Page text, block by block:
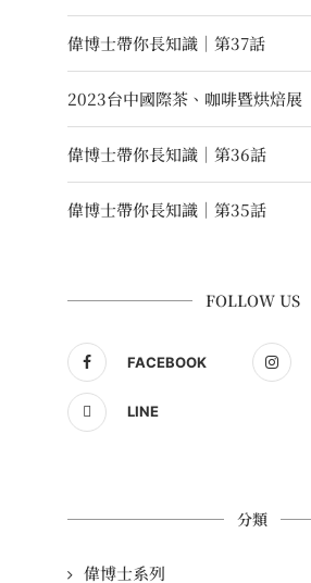
偉博士帶你長知識｜第37話
2023台中國際茶、咖啡暨烘焙展
偉博士帶你長知識｜第36話
偉博士帶你長知識｜第35話
FOLLOW US
FACEBOOK
LINE
分類
偉博士系列